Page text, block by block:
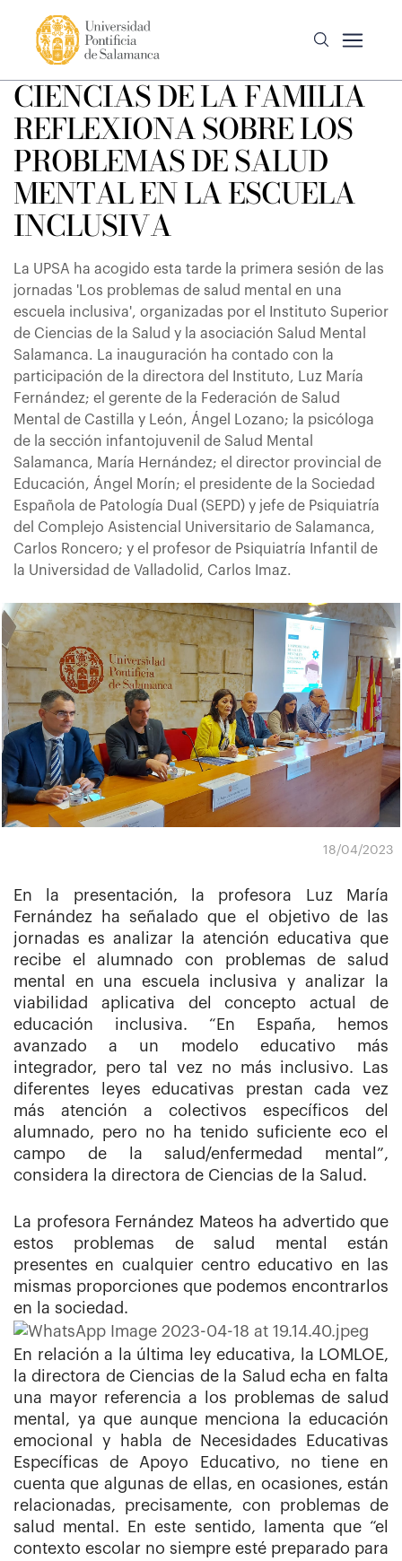
CIENCIAS DE LA FAMILIA
REFLEXIONA SOBRE LOS
PROBLEMAS DE SALUD
MENTAL EN LA ESCUELA
INCLUSIVA
La UPSA ha acogido esta tarde la primera sesión de las
jornadas 'Los problemas de salud mental en una
escuela inclusiva', organizadas por el Instituto Superior
de Ciencias de la Salud y la asociación Salud Mental
Salamanca. La inauguración ha contado con la
participación de la directora del Instituto, Luz María
Fernández; el gerente de la Federación de Salud
Mental de Castilla y León, Ángel Lozano; la psicóloga
de la sección infantojuvenil de Salud Mental
Salamanca, María Hernández; el director provincial de
Educación, Ángel Morín; el presidente de la Sociedad
Española de Patología Dual (SEPD) y jefe de Psiquiatría
del Complejo Asistencial Universitario de Salamanca,
Carlos Roncero; y el profesor de Psiquiatría Infantil de
la Universidad de Valladolid, Carlos Imaz.
18/04/2023
En la presentación, la profesora Luz María
Fernández ha señalado que el objetivo de las
jornadas es analizar la atención educativa que
recibe el alumnado con problemas de salud
mental en una escuela inclusiva y analizar la
viabilidad aplicativa del concepto actual de
educación inclusiva. “En España, hemos
avanzado a un modelo educativo más
integrador, pero tal vez no más inclusivo. Las
diferentes leyes educativas prestan cada vez
más atención a colectivos específicos del
alumnado, pero no ha tenido suficiente eco el
campo de la salud/enfermedad mental”,
considera la directora de Ciencias de la Salud.
La profesora Fernández Mateos ha advertido que
estos problemas de salud mental están
presentes en cualquier centro educativo en las
mismas proporciones que podemos encontrarlos
en la sociedad.
En relación a la última ley educativa, la LOMLOE,
la directora de Ciencias de la Salud echa en falta
una mayor referencia a los problemas de salud
mental, ya que aunque menciona la educación
emocional y habla de Necesidades Educativas
Específicas de Apoyo Educativo, no tiene en
cuenta que algunas de ellas, en ocasiones, están
relacionadas, precisamente, con problemas de
salud mental. En este sentido, lamenta que “el
contexto escolar no siempre esté preparado para